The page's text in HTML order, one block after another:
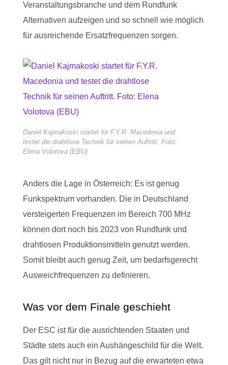
Veranstaltungsbranche und dem Rundfunk
Alternativen aufzeigen und so schnell wie möglich
für ausreichende Ersatzfrequenzen sorgen.
Daniel Kajmakoski startet für F.Y.R. Macedonia und
testet die drahtlose Technik für seinen Auftritt. Foto:
Elena Volotova (EBU)
Anders die Lage in Österreich: Es ist genug
Funkspektrum vorhanden. Die in Deutschland
versteigerten Frequenzen im Bereich 700 MHz
können dort noch bis 2023 von Rundfunk und
drahtlosen Produktionsmitteln genutzt werden.
Somit bleibt auch genug Zeit, um bedarfsgerecht
Ausweichfrequenzen zu definieren.
Was vor dem Finale geschieht
Der ESC ist für die ausrichtenden Staaten und
Städte stets auch ein Aushängeschild für die Welt.
Das gilt nicht nur in Bezug auf die erwarteten etwa